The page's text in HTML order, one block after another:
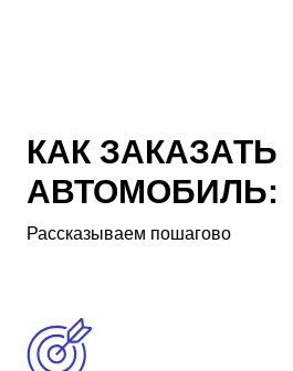
КАК ЗАКАЗАТЬ
АВТОМОБИЛЬ:
Рассказываем пошагово